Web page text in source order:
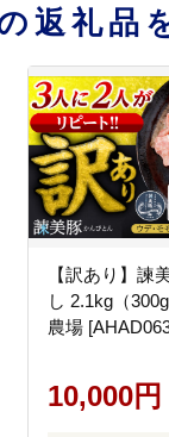
返礼品
【訳あり】諫
し 2.1kg（
農場
10,000円